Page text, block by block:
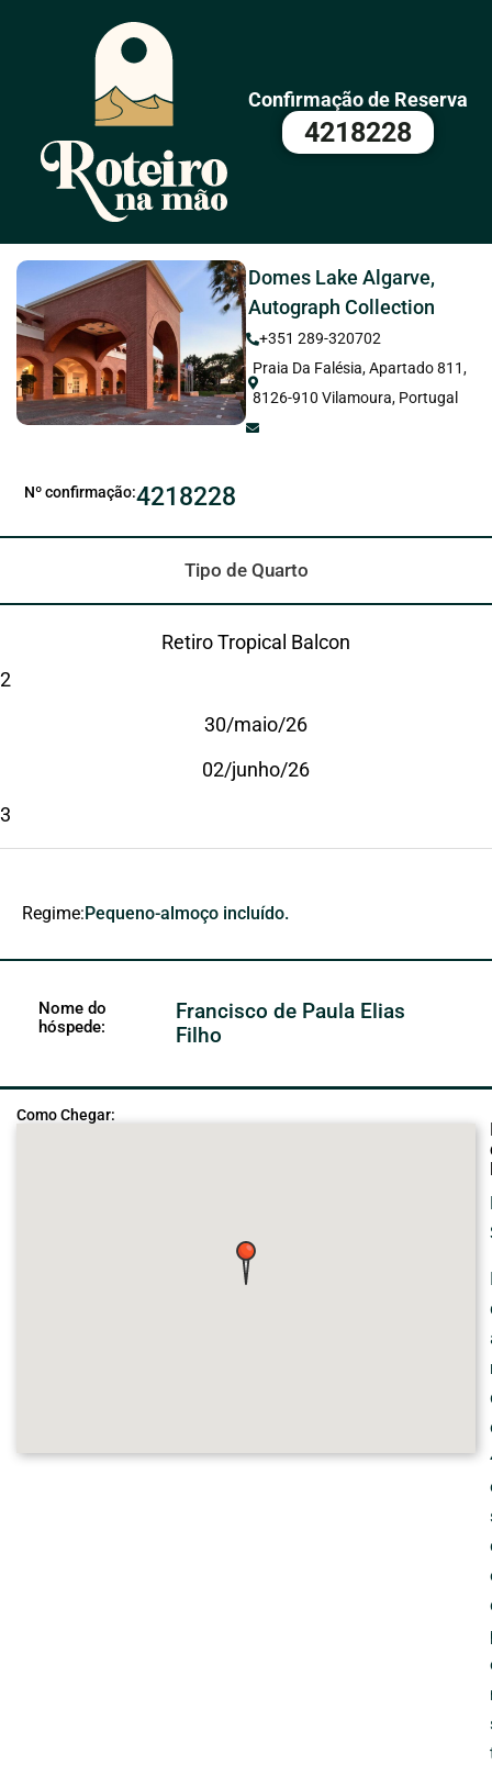
Confirmação de Reserva
4218228
Domes Lake Algarve,
Autograph Collection
+351 289-320702
Praia Da Falésia, Apartado 811,
8126-910 Vilamoura, Portugal
Nº confirmação:4218228
Tipo de Quarto
Retiro Tropical Balcon
2
30/maio/26
02/junho/26
3
Regime:Pequeno-almoço incluído.
Nome do
hóspede:
Francisco de Paula Elias
Filho
Como Chegar: